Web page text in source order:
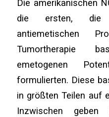
Die amerikanischen
die ersten, die
antiemetischen
Tumortherapie
emetogenen
formulierten. Diese
in größten Teilen auf
Inzwischen